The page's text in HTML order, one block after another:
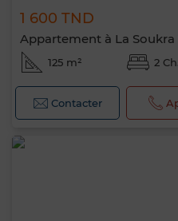
1 600 TND
Appartement à La Soukra
125 m² 2 Ch.
Contacter